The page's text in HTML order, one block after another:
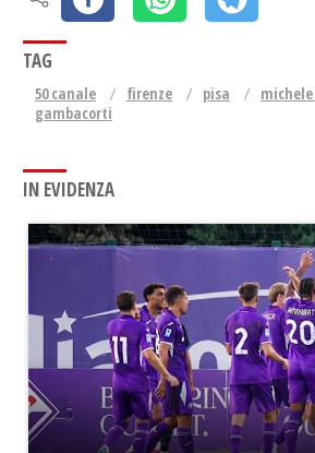
TAG
50 canale firenze pisa
gambacorti
IN EVIDENZA